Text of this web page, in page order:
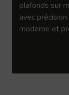
plafonds sur
avec
moderne et